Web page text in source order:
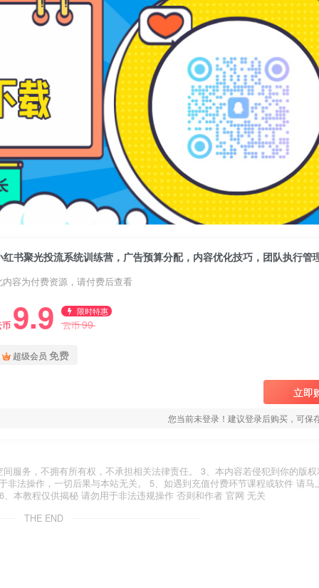
红书聚光投流系统训练营，广告预算分配，内容优化技巧，团队执行管
内容为付费资源，请付费后查看
币 9.9 限时特惠
云币99
超级会员 免费
立即
您当前未登录！建议登录后购买，可保
服务，不拥有所有权，不承担相关法律责任。 3、本内容若侵犯到你的版
法操作，一切后果与本站无关。 5、如遇到充值付费环节课程或软件 请马
本教程仅供揭秘 请勿用于非法违规操作 否则和作者 官网 无关
THE END